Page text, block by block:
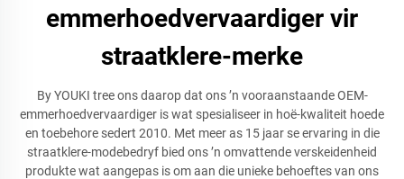
emmerhoedvervaardiger vir
straatklere-merke
By YOUKI tree ons daarop dat ons ’n vooraanstaande OEM-
emmerhoedvervaardiger is wat spesialiseer in hoë-kwaliteit hoede
en toebehore sedert 2010. Met meer as 15 jaar se ervaring in die
straatklere-modebedryf bied ons ’n omvattende verskeidenheid
produkte wat aangepas is om aan die unieke behoeftes van ons